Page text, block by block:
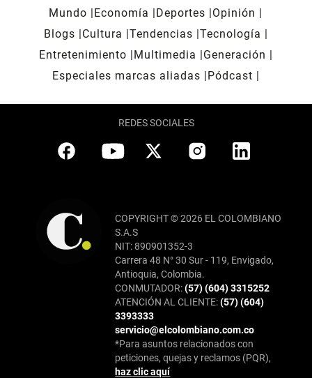
Mundo Economía Deportes
Opinión
Blogs
Cultura Tendencias Tecnología
Entretenimiento
Multimedia
Generación
Especiales marcas aliadas
Pódcast
REDES SOCIALES
COPYRIGHT © 2026 EL COLOMBIANO
S.A.S
NIT: 890901352-3
Carrera 48 N° 30 Sur - 119, Envigado,
Antioquia, Colombia.
CONMUTADOR:(57) (604) 3315252
ATENCIÓN AL CLIENTE:(57) (604)
3393333
servicio@elcolombiano.com.co
*Para asuntos relacionados con
peticiones, quejas y reclamos (PQR),
haz clic aquí